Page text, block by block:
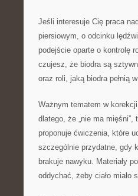
Jeśli interesuje Cię praca
piersiowym, o odcinku
podejście oparte o kontrolę
czujesz, że biodra są
oraz roli, jaką biodra pełnią
Ważnym tematem w
dlatego, że „nie ma
proponuje ćwiczenia, które
szczególnie przydatne, gdy
brakuje nawyku. Materiały
oddychać, żeby ciało miało